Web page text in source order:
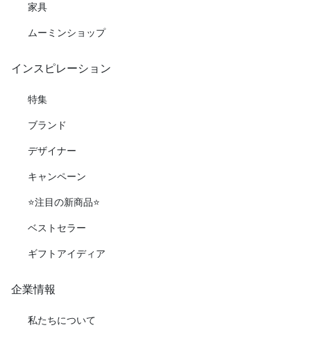
家具
ムーミンショップ
インスピレーション
特集
ブランド
デザイナー
キャンペーン
⭐️注目の新商品⭐️
ベストセラー
ギフトアイディア
企業情報
私たちについて